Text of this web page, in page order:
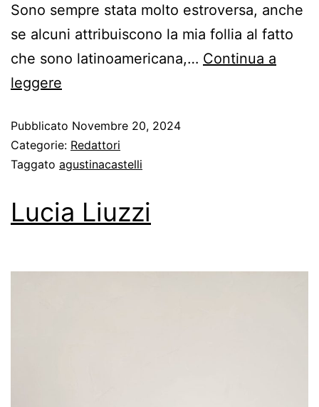
Sono sempre stata molto estroversa, anche
se alcuni attribuiscono la mia follia al fatto
che sono latinoamericana,… Continua a
leggere
Pubblicato Novembre 20, 2024
Categorie: Redattori
Taggato agustinacastelli
Lucia Liuzzi